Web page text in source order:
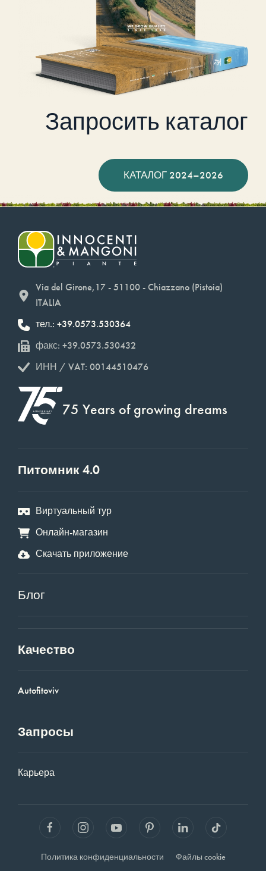
Запросить каталог
КАТАЛОГ 2024–2026
Via del Girone,17 - 51100 - Chiazzano (Pistoia)
ITALIA
тел.: +39.0573.530364
факс: +39.0573.530432
ИНН / VAT: 00144510476
75 Years of growing dreams
Питомник 4.0
Виртуальный тур
Онлайн-магазин
Скачать приложение
Блог
Качество
Autofitoviv
Запросы
Карьера
Политика конфиденциальности Файлы cookie